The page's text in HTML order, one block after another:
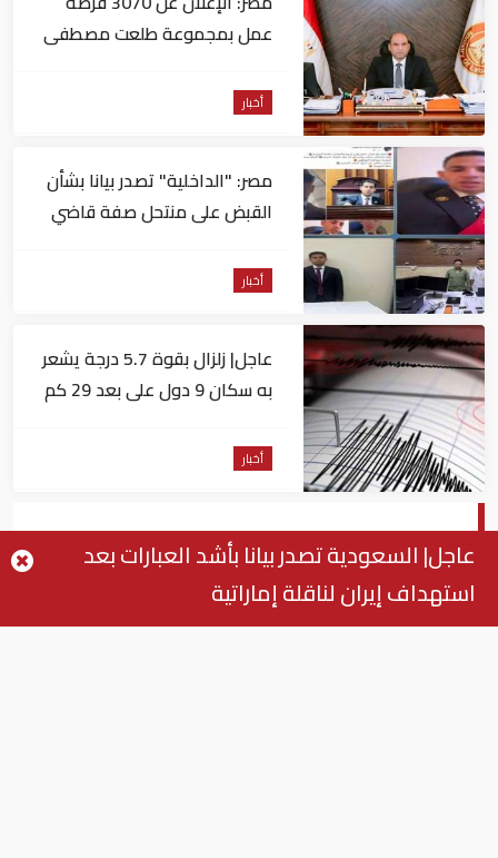
عمل بمجموعة طلعت مصطفى
أخبار
مصر: "الداخلية" تصدر بيانا بشأن
القبض على منتحل صفة قاضي
أخبار
عاجل| زلزال بقوة 5.7 درجة يشعر
به سكان 9 دول على بعد 29 كم
أخبار
دوتيرتي يلغي اتفاقية شراء 16 مروحية
كندية
عاجل| السعودية تصدر بيانا بأشد العبارات بعد
استهداف إيران لناقلة إماراتية